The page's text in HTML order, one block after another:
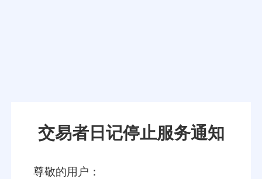
交易者日记停止服务通知
尊敬的用户：